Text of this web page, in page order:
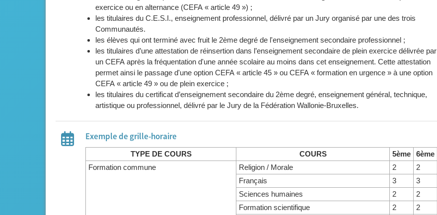
exercice ou en alternance (CEFA « article 49 ») ;
les titulaires du C.E.S.I., enseignement professionnel, délivré par un Jury organisé par une des trois
Communautés.
les élèves qui ont terminé avec fruit le 2ème degré de l'enseignement secondaire professionnel ;
les titulaires d’une attestation de réinsertion dans l’enseignement secondaire de plein exercice délivrée par
un CEFA après la fréquentation d'une année scolaire au moins dans cet enseignement. Cette attestation
permet ainsi le passage d'une option CEFA « article 45 » ou CEFA « formation en urgence » à une option
CEFA « article 49 » ou de plein exercice ;
les titulaires du certificat d’enseignement secondaire du 2ème degré, enseignement général, technique,
artistique ou professionnel, délivré par le Jury de la Fédération Wallonie-Bruxelles.
Exemple de grille-horaire
TYPE DE COURS COURS 5ème
6ème
Formation commune
Religion / Morale 2
2
Français
3
3
Sciences humaines
2
2
Formation scientifique
2
2